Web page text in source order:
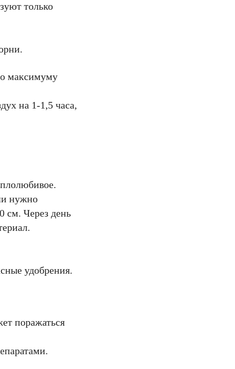
только
максимуму
на 1-1,5 часа,
нужно
см. Через день
удобрения.
поражаться